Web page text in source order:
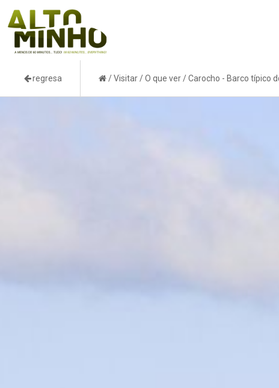
regresa /Visitar/O que ver/Carocho - Barco típico